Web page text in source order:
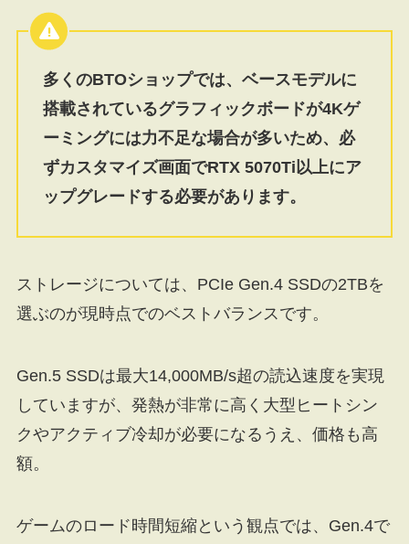
多くのBTOショップでは、ベースモデルに
搭載されているグラフィックボードが4Kゲ
ーミングには力不足な場合が多いため、必
ずカスタマイズ画面でRTX 5070Ti以上にア
ップグレードする必要があります。
ストレージについては、PCIe Gen.4 SSDの2TBを
選ぶのが現時点でのベストバランスです。
Gen.5 SSDは最大14,000MB/s超の読込速度を実現
していますが、発熱が非常に高く大型ヒートシン
クやアクティブ冷却が必要になるうえ、価格も高
額。
ゲームのロード時間短縮という観点では、Gen.4で